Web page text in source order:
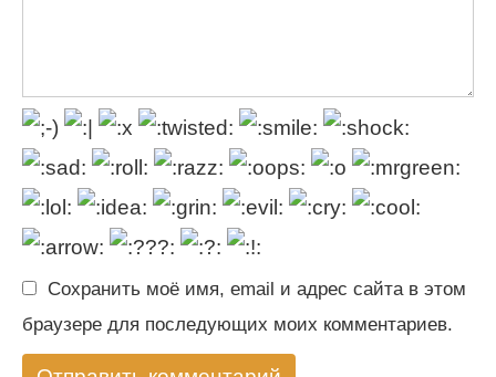
Сохранить моё имя, email и адрес сайта в этом
браузере для последующих моих комментариев.